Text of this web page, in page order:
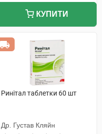
КУПИТИ
Ринітал таблетки 60 шт
Др. Густав Кляйн